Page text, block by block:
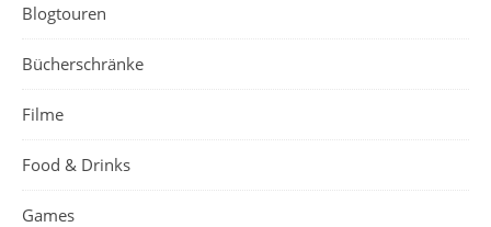
Blogtouren
Bücherschränke
Filme
Food & Drinks
Games